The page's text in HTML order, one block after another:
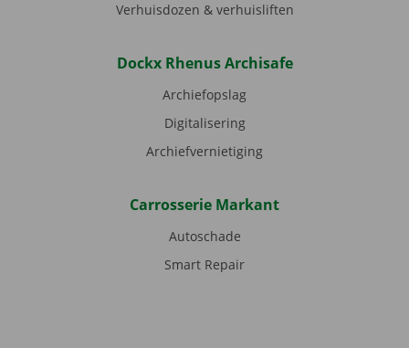
Verhuisdozen & verhuisliften
Dockx Rhenus Archisafe
Archiefopslag
Digitalisering
Archiefvernietiging
Carrosserie Markant
Autoschade
Smart Repair